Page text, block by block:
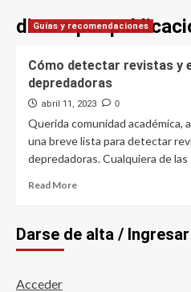
dinero por
Guías y recomendaciones
Cómo detectar revistas y
depredadoras
abril 11, 2023 0
Querida comunidad académica,
una breve lista para detectar
depredadoras. Cualquiera de
Read MoreRead
Cómo
detectar
Darse de alta / Ingresar
Acceder